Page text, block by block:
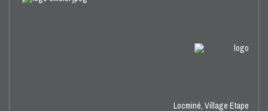
Locminé, Village Etape